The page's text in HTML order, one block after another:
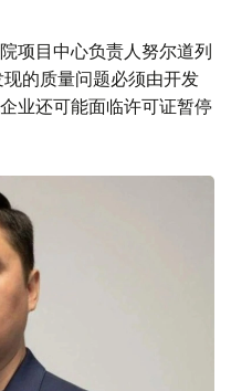
项目中心负责人努尔道列
的质量问题必须由开发
业还可能面临许可证暂停